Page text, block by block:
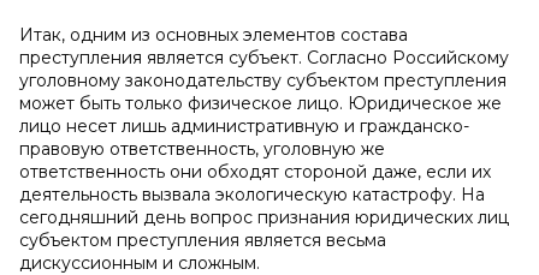
Итак, одним из основных элементов состава
преступления является субъект. Согласно Российскому
уголовному законодательству субъектом преступления
может быть только физическое лицо. Юридическое же
лицо несет лишь административную и гражданско-
правовую ответственность, уголовную же
ответственность они обходят стороной даже, если их
деятельность вызвала экологическую катастрофу. На
сегодняшний день вопрос признания юридических лиц
субъектом преступления является весьма
дискуссионным и сложным.